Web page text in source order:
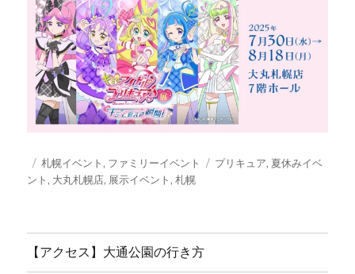
投
稿
カ
テ
札幌イベント , ファミリーイベント
タ
プリキュア, 夏休みイベ
ント , 大丸札幌店, 展示イベント ,札幌
【アクセス】大通公園の行き方